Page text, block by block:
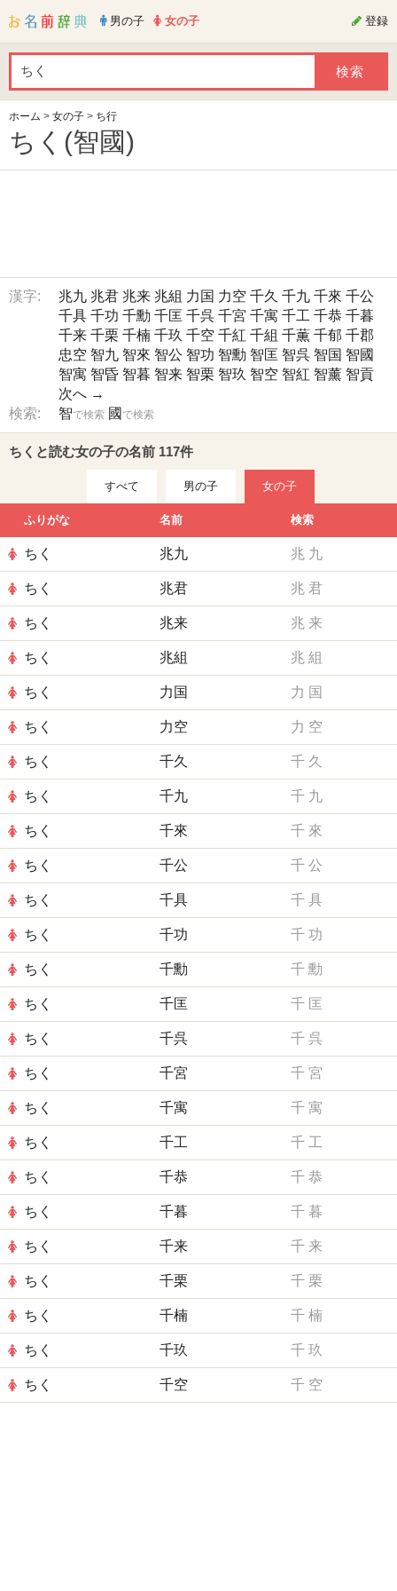
男の子 女の子 登録
ホーム > 女の子 > ち行
ちく(智國)
漢字: 兆九 兆君 兆来 兆組 力国 力空 千久 千九 千來 千公
千具 千功 千勳 千匡 千呉 千宮 千寓 千工 千恭 千暮
千来 千栗 千楠 千玖 千空 千紅 千組 千薫 千郁 千郡
忠空 智九 智來 智公 智功 智勳 智匡 智呉 智国 智國
智寓 智昏 智暮 智来 智栗 智玖 智空 智紅 智薰 智貢
次へ →
検索:
智で検索 國 で検索
ちくと読む女の子の名前 117件
すべて 男の子 女の子
ふりがな 名前 検索
ちく 兆九 兆 九
ちく 兆君 兆 君
ちく 兆来 兆 来
ちく 兆組 兆 組
ちく 力国 力 国
ちく 力空 力 空
ちく 千久 千 久
ちく 千九 千 九
ちく 千來 千 來
ちく 千公 千 公
ちく 千具 千 具
ちく 千功 千 功
ちく 千勳 千 勳
ちく 千匡 千 匡
ちく 千呉 千 呉
ちく 千宮 千 宮
ちく 千寓 千 寓
ちく 千工 千 工
ちく 千恭 千 恭
ちく 千暮 千 暮
ちく 千来 千 来
ちく 千栗 千 栗
ちく 千楠 千 楠
ちく 千玖 千 玖
ちく 千空 千 空